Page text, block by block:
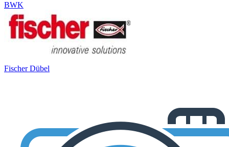
BWK
Fischer Dübel